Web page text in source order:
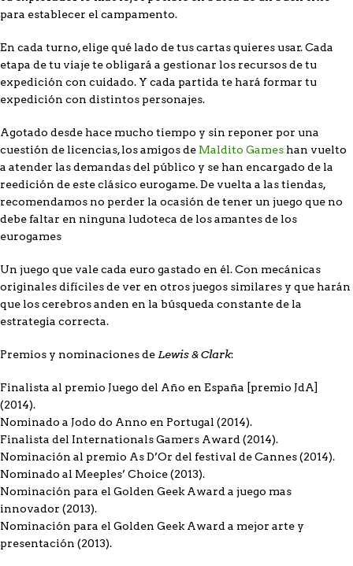
para establecer el campamento.
En cada turno, elige qué lado de tus cartas quieres usar. Cada
etapa de tu viaje te obligará a gestionar los recursos de tu
expedición con cuidado. Y cada partida te hará formar tu
expedición con distintos personajes.
Agotado desde hace mucho tiempo y sin reponer por una
cuestión de licencias, los amigos de Maldito Games han vuelto
a atender las demandas del público y se han encargado de la
reedición de este clásico eurogame. De vuelta a las tiendas,
recomendamos no perder la ocasión de tener un juego que no
debe faltar en ninguna ludoteca de los amantes de los
eurogames
Un juego que vale cada euro gastado en él. Con mecánicas
originales difíciles de ver en otros juegos similares y que harán
que los cerebros anden en la búsqueda constante de la
estrategia correcta.
Premios y nominaciones deLewis & Clark:
Finalista al premio Juego del Año en España [premio JdA]
(2014).
Nominado a Jodo do Anno en Portugal (2014).
Finalista del Internationals Gamers Award (2014).
Nominación al premio As D’Or del festival de Cannes (2014).
Nominado al Meeples’ Choice (2013).
Nominación para el Golden Geek Award a juego mas
innovador (2013).
Nominación para el Golden Geek Award a mejor arte y
presentación (2013).